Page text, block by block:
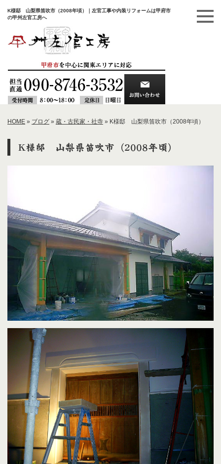
K様邸 山梨県笛吹市（2008年頃）｜左官工事や内装リフォームは甲府市
の甲州左官工房へ
HOME » ブログ » 蔵・古民家・社寺 » K様邸 山梨県笛吹市（2008年頃）
K様邸 山梨県笛吹市（2008年頃）